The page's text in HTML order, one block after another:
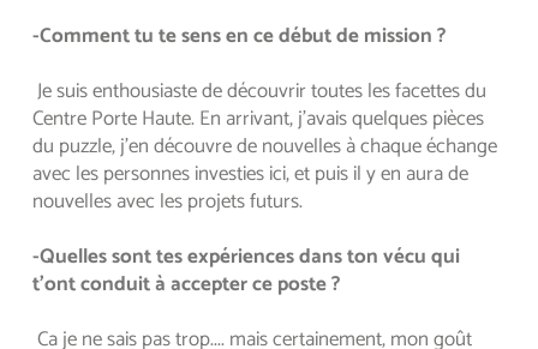
-Comment tu te sens en ce début de mission ?
Je suis enthousiaste de découvrir toutes les facettes du
Centre Porte Haute. En arrivant, j'avais quelques pièces
du puzzle, j'en découvre de nouvelles à chaque échange
avec les personnes investies ici, et puis il y en aura de
nouvelles avec les projets futurs.
-Quelles sont tes expériences dans ton vécu qui
t’ont conduit à accepter ce poste ?